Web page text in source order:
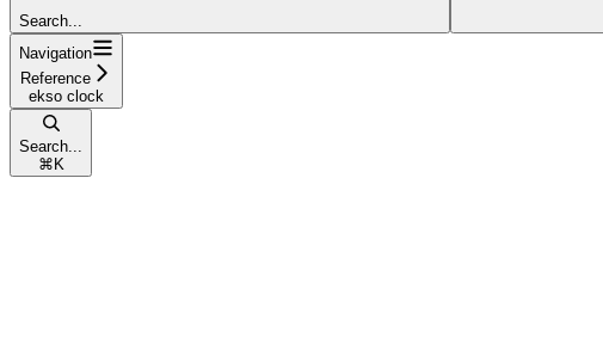
Search...
Navigation
Reference
ekso clock
Search...
⌘ K